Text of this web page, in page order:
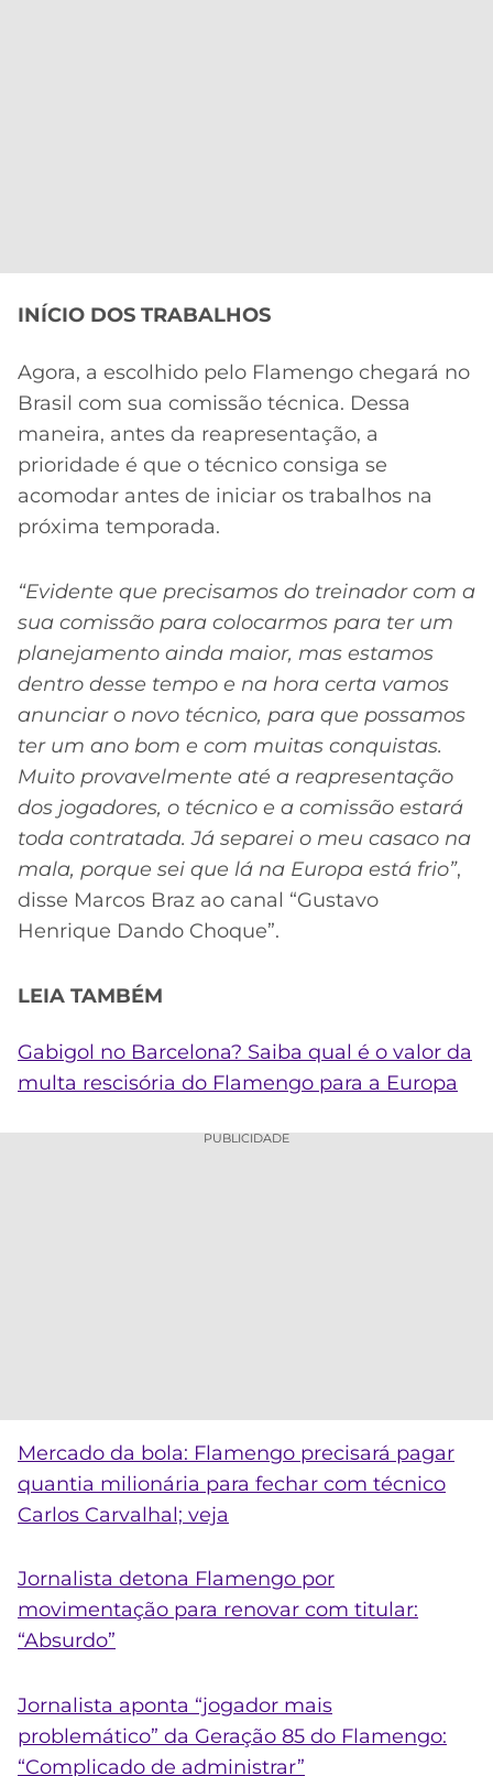
INÍCIO DOS TRABALHOS
Agora, a escolhido pelo Flamengo chegará no
Brasil com sua comissão técnica. Dessa
maneira, antes da reapresentação, a
prioridade é que o técnico consiga se
acomodar antes de iniciar os trabalhos na
próxima temporada.
“Evidente que precisamos do treinador com a
sua comissão para colocarmos para ter um
planejamento ainda maior, mas estamos
dentro desse tempo e na hora certa vamos
anunciar o novo técnico, para que possamos
ter um ano bom e com muitas conquistas.
Muito provavelmente até a reapresentação
dos jogadores, o técnico e a comissão estará
toda contratada. Já separei o meu casaco na
mala, porque sei que lá na Europa está frio”,
disse Marcos Braz ao canal “Gustavo
Henrique Dando Choque”.
LEIA TAMBÉM
Gabigol no Barcelona? Saiba qual é o valor da
multa rescisória do Flamengo para a Europa
PUBLICIDADE
Mercado da bola: Flamengo precisará pagar
quantia milionária para fechar com técnico
Carlos Carvalhal; veja
Jornalista detona Flamengo por
movimentação para renovar com titular:
“Absurdo”
Jornalista aponta “jogador mais
problemático” da Geração 85 do Flamengo:
“Complicado de administrar”